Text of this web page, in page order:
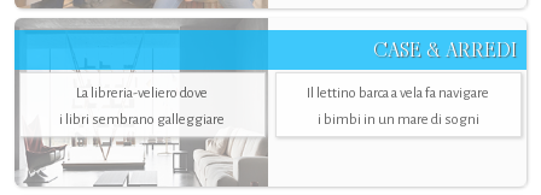
CASE & ARREDI
La libreria-veliero dove
i libri sembrano galleggiare
Il lettino barca a vela fa navigare
i bimbi in un mare di sogni